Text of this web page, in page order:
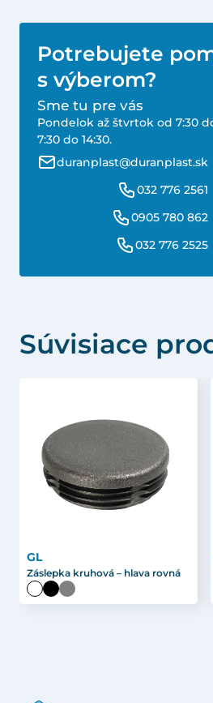
Potrebujete
s výberom?
Sme tu pre vás
Pondelok až štvrtok od 7:30
7:30 do 14:30.
duranplast@duranplast.sk
032 776 2561
0905 780 862
032 776 2525
Súvisiace
GL
Záslepka kruhová – hlava rovná